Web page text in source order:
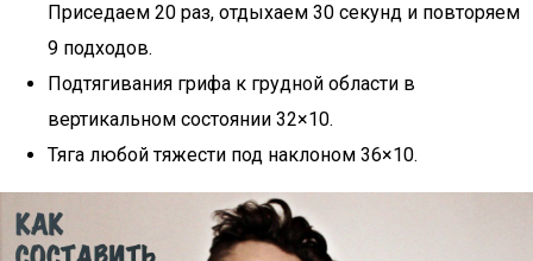
Приседаем 20 раз, отдыхаем 30 секунд и повторяем
9 подходов.
Подтягивания грифа к грудной области в
вертикальном состоянии 32×10.
Тяга любой тяжести под наклоном 36×10.